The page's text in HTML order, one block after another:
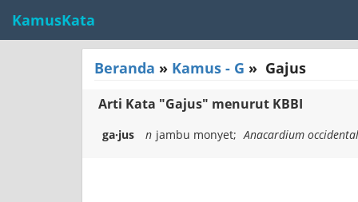
KamusKata
Beranda » Kamus - G » Gajus
Arti Kata "Gajus" menurut KBBI
ga·jus n jambu monyet; Anacardium